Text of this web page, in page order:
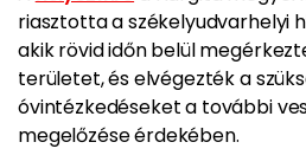
riasztotta a székelyudvarhelyi
akik rövid időn belül
területet, és elvégezték a
óvintézkedéseket a további
megelőzése érdekében.